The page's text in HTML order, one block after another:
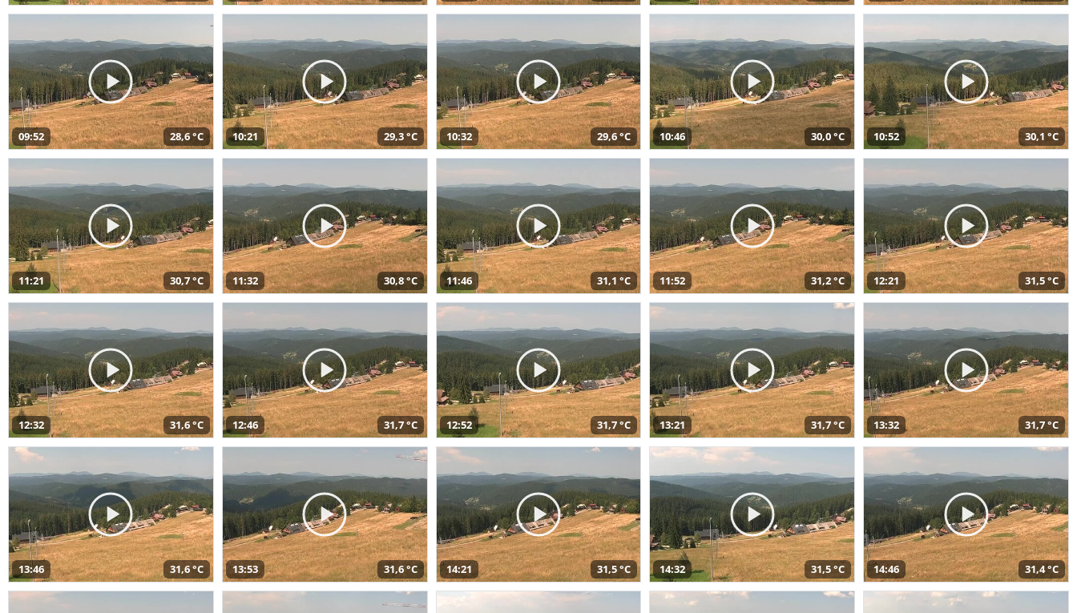
09:52 28,6 °C 10:21 29,3 °C 10:32 29,6 °C 10:46 30,0 °C 10:52 30,1 °C
11:21 30,7 °C 11:32 30,8 °C 11:46 31,1 °C 11:52 31,2 °C 12:21 31,5 °C
12:32 31,6 °C 12:46 31,7 °C 12:52 31,7 °C 13:21 31,7 °C 13:32 31,7 °C
13:46 31,6 °C 13:53 31,6 °C 14:21 31,5 °C 14:32 31,5 °C 14:46 31,4 °C